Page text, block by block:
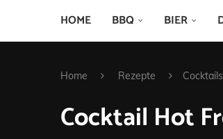
HOME BBQ BIER
Home Rezepte Cocktails
Cocktail Hot